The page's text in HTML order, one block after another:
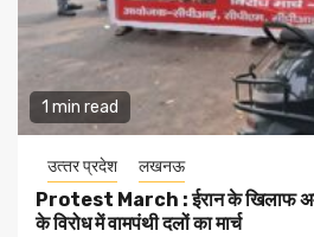
1 min read
उत्‍तर प्रदेश लखनऊ
Protest March : ईरान के खिलाफ
के विरोध में वामपंथी दलों का मार्च